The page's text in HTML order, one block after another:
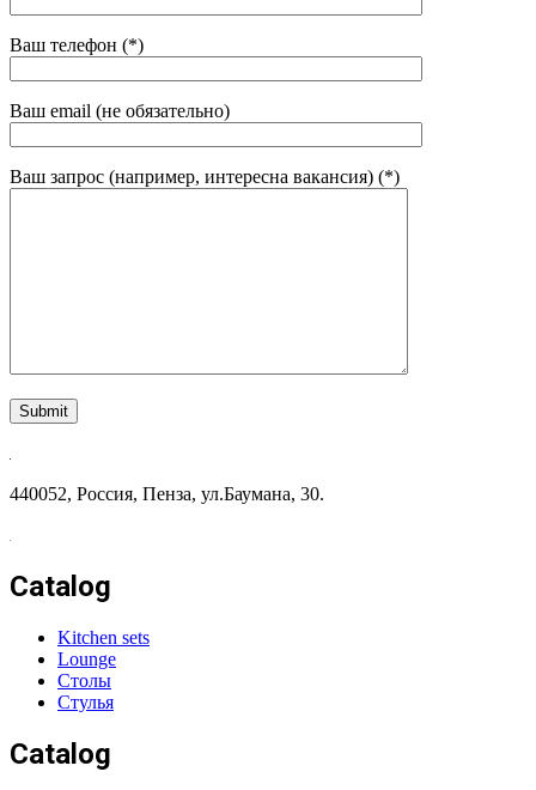
Ваш телефон (*)
Ваш email (не обязательно)
Ваш запрос (например, интересна вакансия) (*)
440052, Россия, Пенза, ул.Баумана, 30.
Catalog
Kitchen sets
Lounge
Столы
Стулья
Catalog